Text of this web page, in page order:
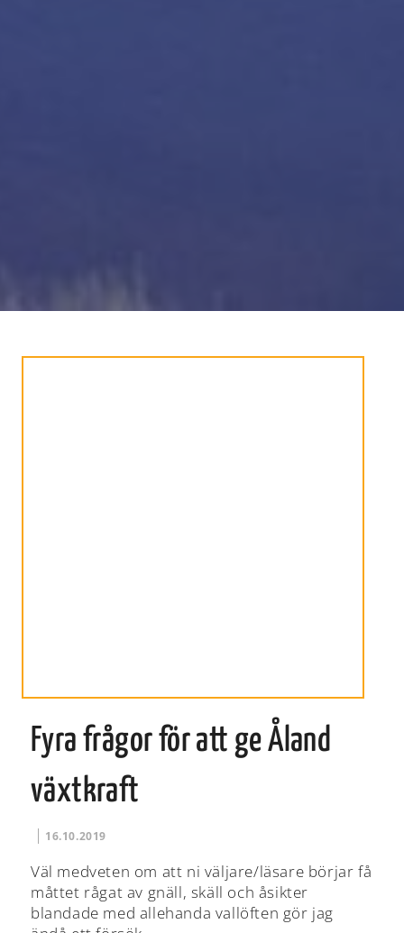
Fyra frågor för att ge Åland
växtkraft
16.10.2019
Väl medveten om att ni väljare/läsare börjar få
måttet rågat av gnäll, skäll och åsikter
blandade med allehanda vallöften gör jag